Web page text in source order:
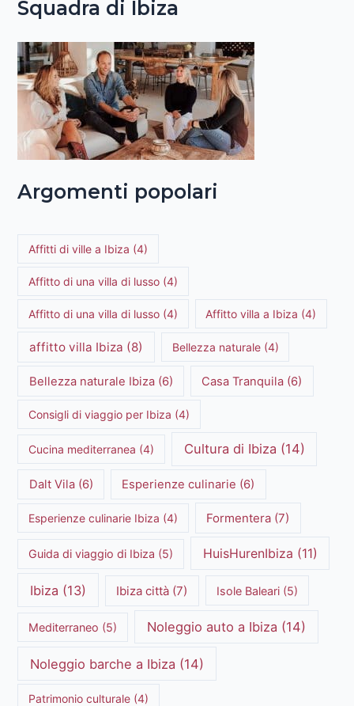
Squadra di Ibiza
Argomenti popolari
Affitti di ville a Ibiza (4)
Affitto di una villa di lusso (4)
Affitto di una villa di lusso (4) Affitto villa a Ibiza (4)
affitto villa Ibiza (8) Bellezza naturale(4)
Bellezza naturale Ibiza(6) Casa Tranquila (6)
Consigli di viaggio per Ibiza (4)
Cucina mediterranea (4) Cultura di Ibiza (14)
Dalt Vila(6) Esperienze culinarie (6)
Esperienze culinarie Ibiza (4) Formentera (7)
Guida di viaggio di Ibiza (5) HuisHurenIbiza (11)
Ibiza (13) Ibiza città (7) Isole Baleari(5)
Mediterraneo (5) Noleggio auto a Ibiza (14)
Noleggio barche a Ibiza (14)
Patrimonio culturale (4)